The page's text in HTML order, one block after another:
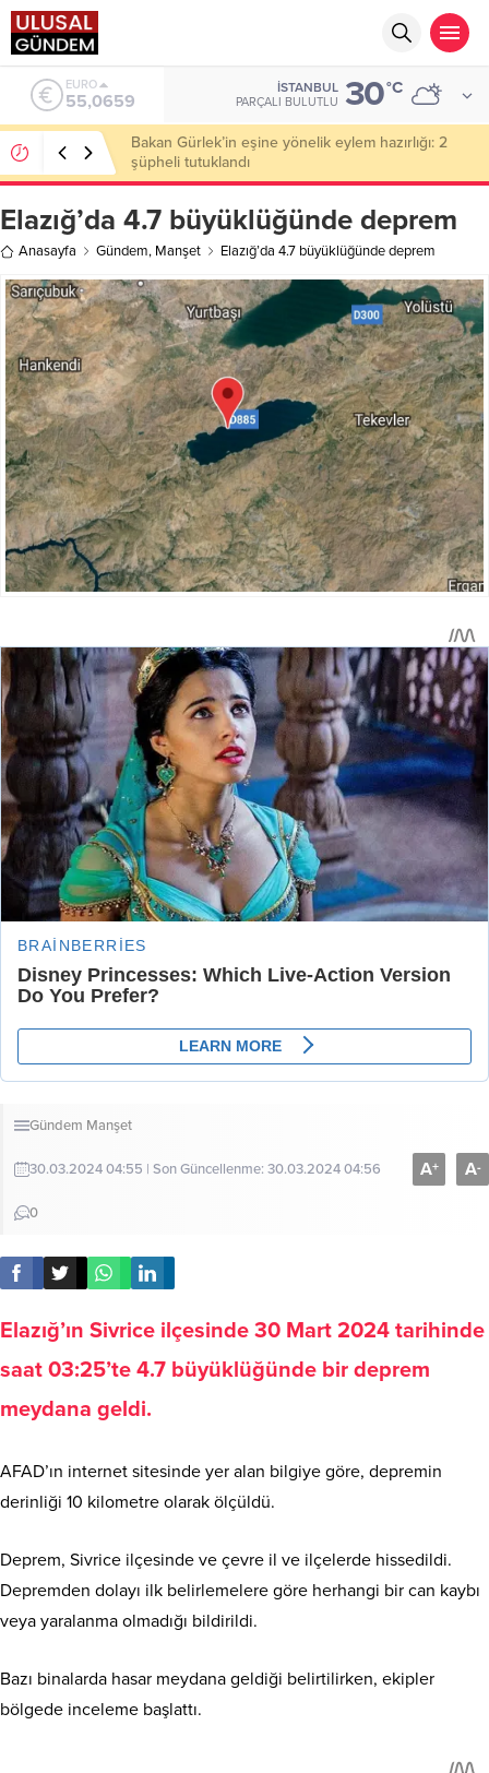
ALTIN
6.521,17
İSTANBUL
PARÇALI BULUTLU 30°C
Ahbap Derneği’nde milyonluk vurgun iddiası: Haluk
Levent ve Ekibine gözaltı
Elazığ’da 4.7 büyüklüğünde deprem
Anasayfa Gündem, Manşet Elazığ’da 4.7 büyüklüğünde deprem
Gündem Manşet
30.03.2024 04:55 | Son Güncellenme: 30.03.2024 04:56
0
A+ A-
Elazığ’ın Sivrice ilçesinde 30 Mart 2024 tarihinde
saat 03:25’te 4.7 büyüklüğünde bir deprem
meydana geldi.
AFAD’ın internet sitesinde yer alan bilgiye göre, depremin
derinliği 10 kilometre olarak ölçüldü.
Deprem, Sivrice ilçesinde ve çevre il ve ilçelerde hissedildi.
Depremden dolayı ilk belirlemelere göre herhangi bir can kaybı
veya yaralanma olmadığı bildirildi.
Bazı binalarda hasar meydana geldiği belirtilirken, ekipler
bölgede inceleme başlattı.